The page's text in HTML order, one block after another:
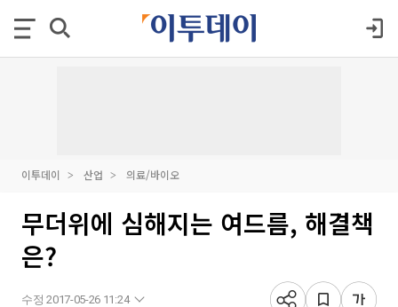
이투데이 산업 의료/바이오
무더위에 심해지는 여드름, 해결책
은?
수정 2017-05-26 11:24